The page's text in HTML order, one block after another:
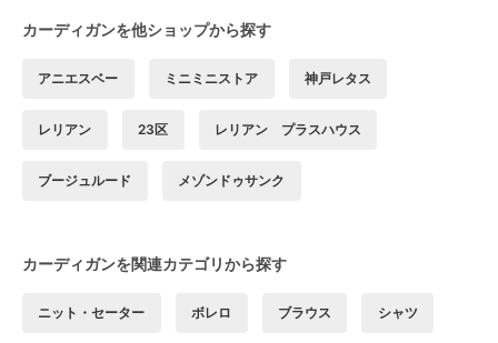
カーディガンを他ショップから探す
アニエスベー ミニミニストア 神戸レタス
レリアン 23区 レリアン プラスハウス
ブージュルード メゾンドゥサンク
カーディガンを関連カテゴリから探す
ニット・セーター ボレロ ブラウス シャツ